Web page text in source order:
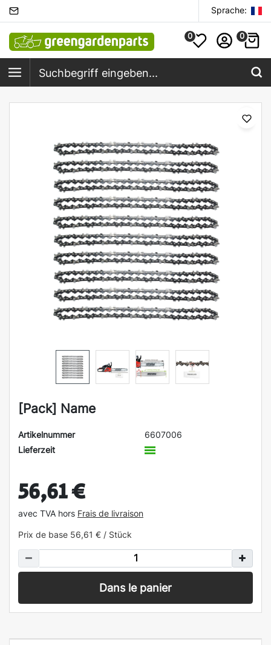
Sprache:
0 0
[Pack] Name
Artikelnummer
6607006
Lieferzeit
56,61 €
avec TVA hors Frais de livraison
Prix de base 56,61 € / Stück
Dans le panier